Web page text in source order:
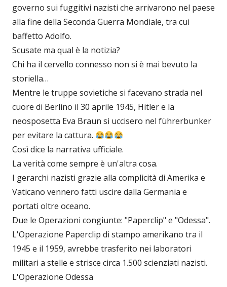
governo sui fuggitivi nazisti che arrivarono nel paese
alla fine della Seconda Guerra Mondiale, tra cui
baffetto Adolfo.
Scusate ma qual è la notizia?
Chi ha il cervello connesso non si è mai bevuto la
storiella…
Mentre le truppe sovietiche si facevano strada nel
cuore di Berlino il 30 aprile 1945, Hitler e la
neosposetta Eva Braun si uccisero nel führerbunker
per evitare la cattura.
Così dice la narrativa ufficiale.
La verità come sempre è un'altra cosa.
I gerarchi nazisti grazie alla complicità di Amerika e
Vaticano vennero fatti uscire dalla Germania e
portati oltre oceano.
Due le Operazioni congiunte: "Paperclip" e "Odessa".
L'Operazione Paperclip di stampo amerikano tra il
1945 e il 1959, avrebbe trasferito nei laboratori
militari a stelle e strisce circa 1.500 scienziati nazisti.
L'Operazione Odessa